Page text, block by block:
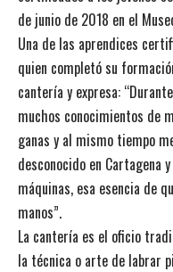
de junio de 2018 en el
Una de las aprendices
quien completó su
cantería y expresa:
muchos conocimientos de
ganas y al mismo tiempo
desconocido en Cartagena
máquinas, esa esencia de
manos”.
La cantería es el oficio
la técnica o arte de labrar